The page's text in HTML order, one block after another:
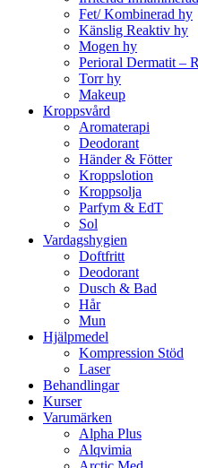
Fet/ Kombinerad hy
Känslig Reaktiv hy
Mogen hy
Perioral Dermatit –
Torr hy
Makeup
Kroppsvård
Aromaterapi
Deodorant
Händer & Fötter
Kroppslotion
Kroppsolja
Parfym & EdT
Sol
Vardagshygien
Doftfritt
Deodorant
Dusch & Bad
Hår
Mun
Hjälpmedel
Kompression Stöd
Laser
Behandlingar
Kurser
Varumärken
Alpha Plus
Alqvimia